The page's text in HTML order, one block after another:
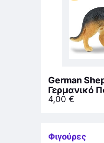
German
Γερμανικό
4,00 €
Φιγούρες